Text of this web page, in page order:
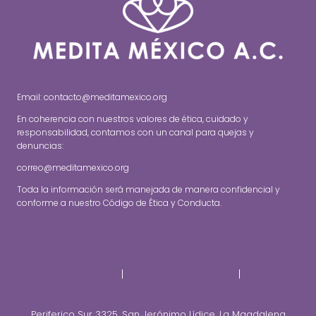
Email: contacto@meditamexico.org
En coherencia con nuestros valores de ética, cuidado y
responsabilidad, contamos con un canal para quejas y
denuncias:
correo@meditamexico.org
Toda la información será manejada de manera confidencial y
conforme a nuestro Código de Ética y Conducta.
| |